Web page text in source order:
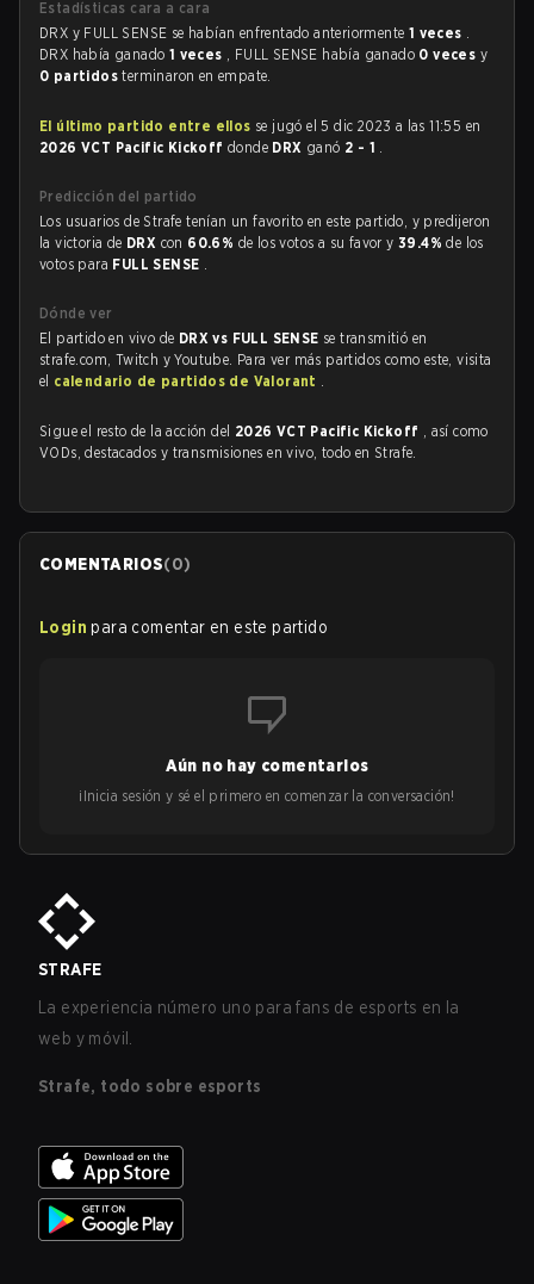
Estadísticas cara a cara
DRX y FULL SENSE se habían enfrentado anteriormente 1 veces .
DRX había ganado 1 veces , FULL SENSE había ganado 0 veces y
0 partidosterminaron en empate.
El último partido entre ellos se jugó el 5 dic 2023 a las 11:55 en
2026 VCT Pacific Kickoff donde DRX ganó 2 - 1 .
Predicción del partido
Los usuarios de Strafe tenían un favorito en este partido, y predijeron
la victoria de DRX con 60.6% de los votos a su favor y39.4%de los
votos para FULL SENSE .
Dónde ver
El partido en vivo de DRX vs FULL SENSE se transmitió en
strafe.com, Twitch y Youtube. Para ver más partidos como este, visita
el calendario de partidos de Valorant .
Sigue el resto de la acción del 2026 VCT Pacific Kickoff , así como
VODs, destacados y transmisiones en vivo, todo en Strafe.
COMENTARIOS(0)
Login para comentar en este partido
Aún no hay comentarios
¡Inicia sesión y sé el primero en comenzar la conversación!
STRAFE
La experiencia número uno para fans de esports en la
web y móvil.
Strafe, todo sobre esports